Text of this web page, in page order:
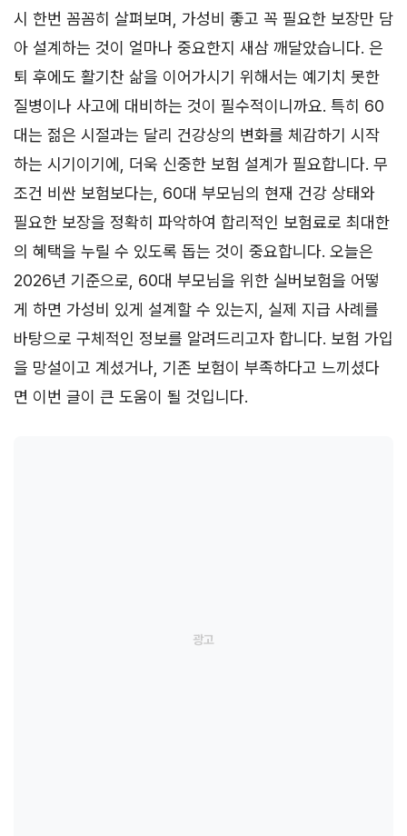
시 한번 꼼꼼히 살펴보며, 가성비 좋고 꼭 필요한 보장만 담
아 설계하는 것이 얼마나 중요한지 새삼 깨달았습니다. 은
퇴 후에도 활기찬 삶을 이어가시기 위해서는 예기치 못한
질병이나 사고에 대비하는 것이 필수적이니까요. 특히 60
대는 젊은 시절과는 달리 건강상의 변화를 체감하기 시작
하는 시기이기에, 더욱 신중한 보험 설계가 필요합니다. 무
조건 비싼 보험보다는, 60대 부모님의 현재 건강 상태와
필요한 보장을 정확히 파악하여 합리적인 보험료로 최대한
의 혜택을 누릴 수 있도록 돕는 것이 중요합니다. 오늘은
2026년 기준으로, 60대 부모님을 위한 실버보험을 어떻
게 하면 가성비 있게 설계할 수 있는지, 실제 지급 사례를
바탕으로 구체적인 정보를 알려드리고자 합니다. 보험 가입
을 망설이고 계셨거나, 기존 보험이 부족하다고 느끼셨다
면 이번 글이 큰 도움이 될 것입니다.